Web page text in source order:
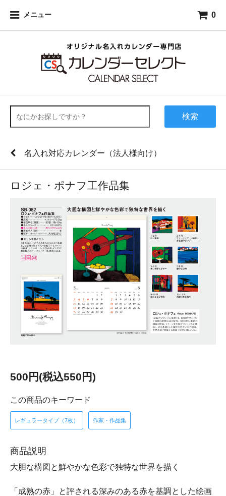
メニュー 0
検索
名入れ対応カレンダー（法人様向け）
ロジェ・ポナフ工作品集
500円(税込550円)
この商品のキーワード
レギュラータイプ（7枚） 作家・作品集
商品説明
大胆な構図と鮮やかな色彩で独特な世界を描く
「成熟の赤」と評される深みのある赤を基調とした絵画